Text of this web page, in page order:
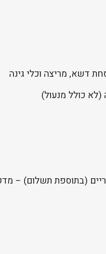
דשא, מריצה וכלי גינה
(לא כולל מנעול)
(בתוספת תשלום) –